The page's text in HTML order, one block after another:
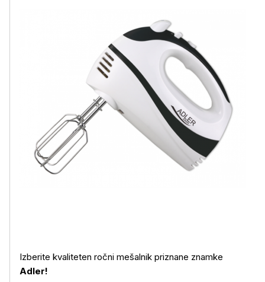
Izberite kvaliteten ročni mešalnik priznane znamke
Adler!